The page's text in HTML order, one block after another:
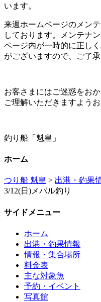
います。
来週ホームページのメン
しております。メンテナ
ページ内が一時的に正し
がございますので、ご了承
お客さまにはご迷惑をおか
ご理解いただきますよう
釣り船「魁皇」
ホーム
つり船 魁皇 > 出港・釣果
3/12(日)メバル釣り
サイドメニュー
ホーム
出港・釣果情報
情報・集合場所
料金表
主な対象魚
予約・イベント
写真館